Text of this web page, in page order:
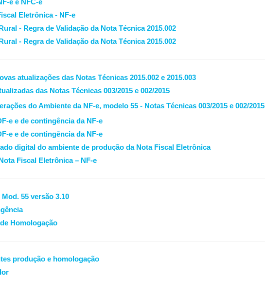
e e NFC-e
Eletrônica - NF-e
- Regra de Validação da Nota Técnica 2015.002
- Regra de Validação da Nota Técnica 2015.002
atualizações das Notas Técnicas 2015.002 e 2015.003
das Notas Técnicas 003/2015 e 002/2015
do Ambiente da NF-e, modelo 55 - Notas Técnicas 003/2015 e 002/2015
e e de contingência da NF-e
e e de contingência da NF-e
digital do ambiente de produção da Nota Fiscal Eletrônica
Fiscal Eletrônica – NF-e
55 versão 3.10
Homologação
produção e homologação